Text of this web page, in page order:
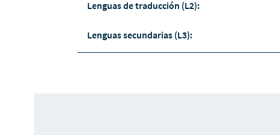
Lenguas de traducción (L2):
Lenguas secundarias (L3):